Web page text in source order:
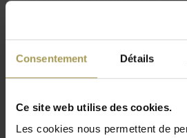
Consentement Détails
Ce site web utilise des cookies.
Les cookies nous permettent de
Dimension:
52h x 52l x 46p
supplément)